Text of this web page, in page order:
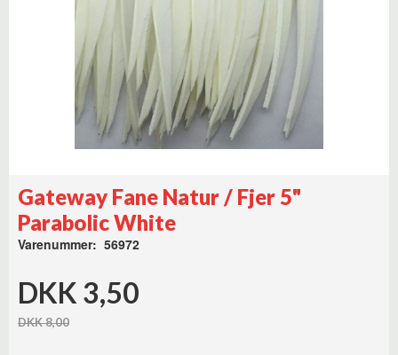
Gateway Fane Natur / Fjer 5"
Parabolic White
Varenummer: 56972
DKK 3,50
DKK 8,00